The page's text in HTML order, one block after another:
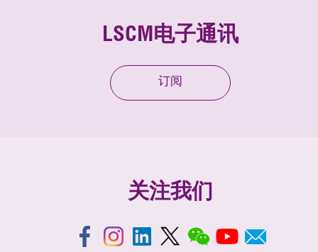
LSCM电子通讯
订阅
关注我们